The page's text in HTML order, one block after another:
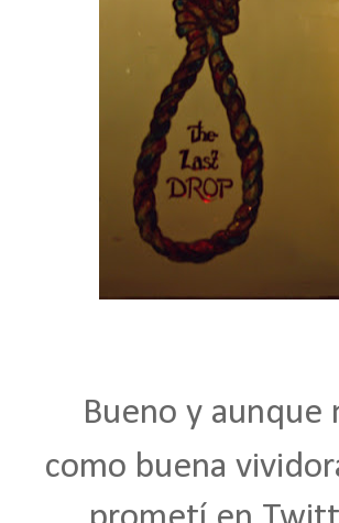
Bueno y aunque
como buena